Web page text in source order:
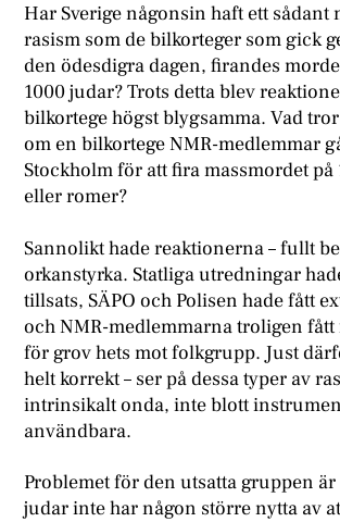
Har Sverige någonsin haft ett sådant
rasism som de bilkorteger som gick
den ödesdigra dagen, firandes
1000 judar? Trots detta blev
bilkortege högst blygsamma. Vad
om en bilkortege NMR-medlemmar
Stockholm för att fira massmordet på
eller romer?
Sannolikt hade reaktionerna – fullt
orkanstyrka. Statliga utredningar
tillsats, SÄPO och Polisen hade fått
och NMR-medlemmarna troligen
för grov hets mot folkgrupp. Just
helt korrekt – ser på dessa typer av
intrinsikalt onda, inte blott
användbara.
Problemet för den utsatta gruppen är
judar inte har någon större nytta av